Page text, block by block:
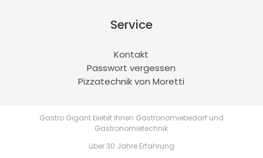
Service
Kontakt
Passwort vergessen
Pizzatechnik von Moretti
Gastro Gigant bietet Ihnen Gastronomiebedarf und
Gastronomietechnik
über 30 Jahre Erfahrung